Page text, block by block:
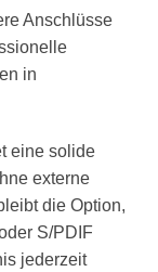
Anschlüsse
in
eine solide
externe
die Option,
S/PDIF
jederzeit